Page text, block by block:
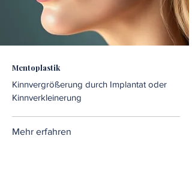
Mentoplastik
Kinnvergrößerung durch Implantat oder
Kinnverkleinerung
Mehr erfahren